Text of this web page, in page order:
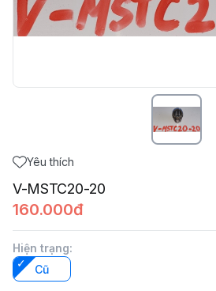
Yêu thích
V-MSTC20-20
160.000đ
Hiện trạng:
Cũ